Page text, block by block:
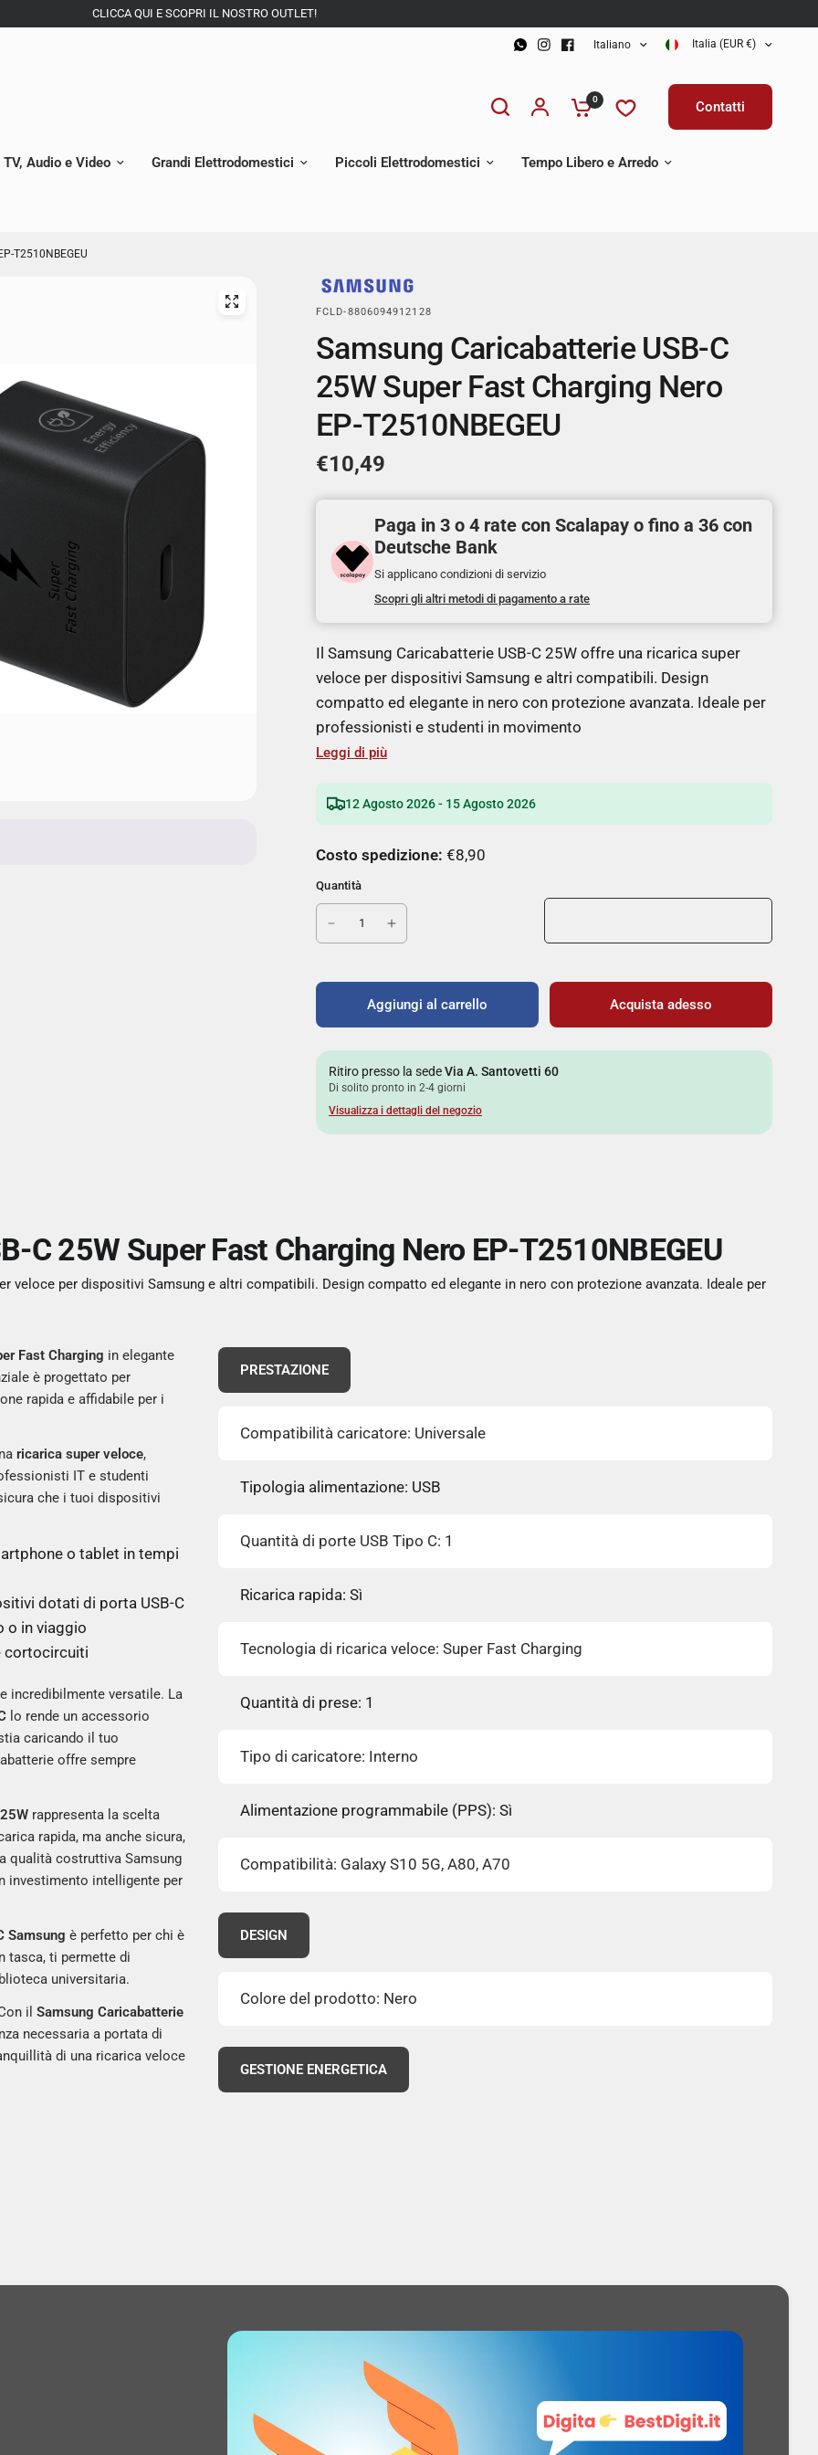
CLICCA QUI E SCOPRI IL NOSTRO OUTLET!
Italiano Italia (EUR €)
0 Contatti
TV, Audio e Video Grandi Elettrodomestici Piccoli Elettrodomestici Tempo Libero e Arredo
T2510NBEGEU
FCLD-8806094912128
Samsung Caricabatterie USB-C
25W Super Fast Charging Nero
EP-T2510NBEGEU
€10,49
Paga in 3 o 4 rate con Scalapay o fino a 36 con
Deutsche Bank
Si applicano condizioni di servizio
Scopri gli altri metodi di pagamento a rate
Il Samsung Caricabatterie USB-C 25W offre una ricarica super
veloce per dispositivi Samsung e altri compatibili. Design
compatto ed elegante in nero con protezione avanzata. Ideale per
professionisti e studenti in movimento
Leggi di più
12 Agosto 2026 - 15 Agosto 2026
Costo spedizione: €8,90
Quantità
Aggiungi al carrello Acquista adesso
Ritiro presso la sedeVia A. Santovetti 60
Di solito pronto in 2-4 giorni
Visualizza i dettagli del negozio
C 25W Super Fast Charging Nero EP-T2510NBEGEU
veloce per dispositivi Samsung e altri compatibili. Design compatto ed elegante in nero con protezione avanzata. Ideale per
Fast Charging in elegante
è progettato per
rapida e affidabile per i
ricarica super veloce,
IT e studenti
che i tuoi dispositivi
o tablet in tempi
dotati di porta USB-C
o in viaggio
cortocircuiti
incredibilmente versatile. La
lo rende un accessorio
caricando il tuo
offre sempre
rappresenta la scelta
rapida, ma anche sicura,
qualità costruttiva Samsung
investimento intelligente per
Samsung è perfetto per chi è
tasca, ti permette di
universitaria.
ilSamsung Caricabatterie
necessaria a portata di
di una ricarica veloce
PRESTAZIONE
Compatibilità caricatore: Universale
Tipologia alimentazione: USB
Quantità di porte USB Tipo C: 1
Ricarica rapida: Sì
Tecnologia di ricarica veloce: Super Fast Charging
Quantità di prese: 1
Tipo di caricatore: Interno
Alimentazione programmabile (PPS): Sì
Compatibilità: Galaxy S10 5G, A80, A70
DESIGN
Colore del prodotto: Nero
GESTIONE ENERGETICA
Profondità: 66,9 mm
Altezza: 22 mm